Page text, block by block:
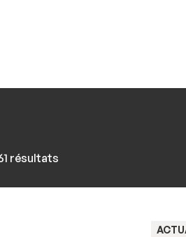
résultats
résultats
TYPE